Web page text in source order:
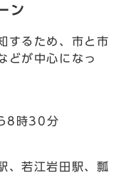
ン
するため、市と市
どが中心になっ
8時30分
、若江岩田駅、瓢